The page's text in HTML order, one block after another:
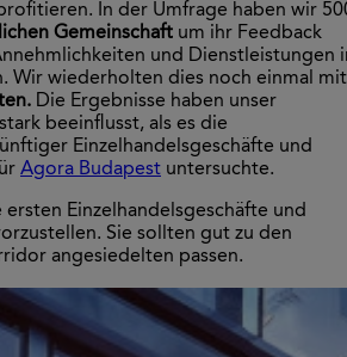
In der Umfrage haben wir
Gemeinschaft um ihr Feedback
und Dienstleistungen
Wir wiederholten dies noch einmal mit
Die Ergebnisse haben unser
beeinflusst, als es die
Einzelhandelsgeschäfte und
Agora Budapest untersuchte.
Einzelhandelsgeschäfte und
Sie sollten gut zu den
angesiedelten passen.